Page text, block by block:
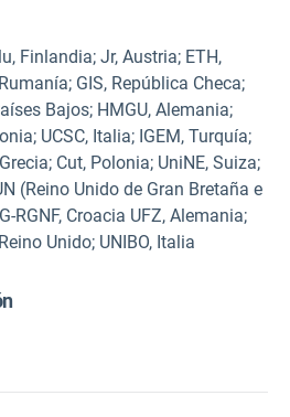
Finlandia; Jr, Austria; ETH,
GIS, República Checa;
Bajos; HMGU, Alemania;
UCSC, Italia; IGEM, Turquía;
Cut, Polonia; UniNE, Suiza;
(Reino Unido de Gran Bretaña e
RGNF, Croacia UFZ, Alemania;
Unido; UNIBO, Italia